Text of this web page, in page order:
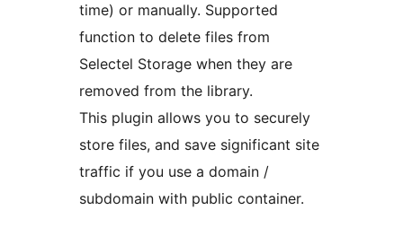
time) or manually. Supported
function to delete files from
Selectel Storage when they are
removed from the library.
This plugin allows you to securely
store files, and save significant site
traffic if you use a domain /
subdomain with public container.